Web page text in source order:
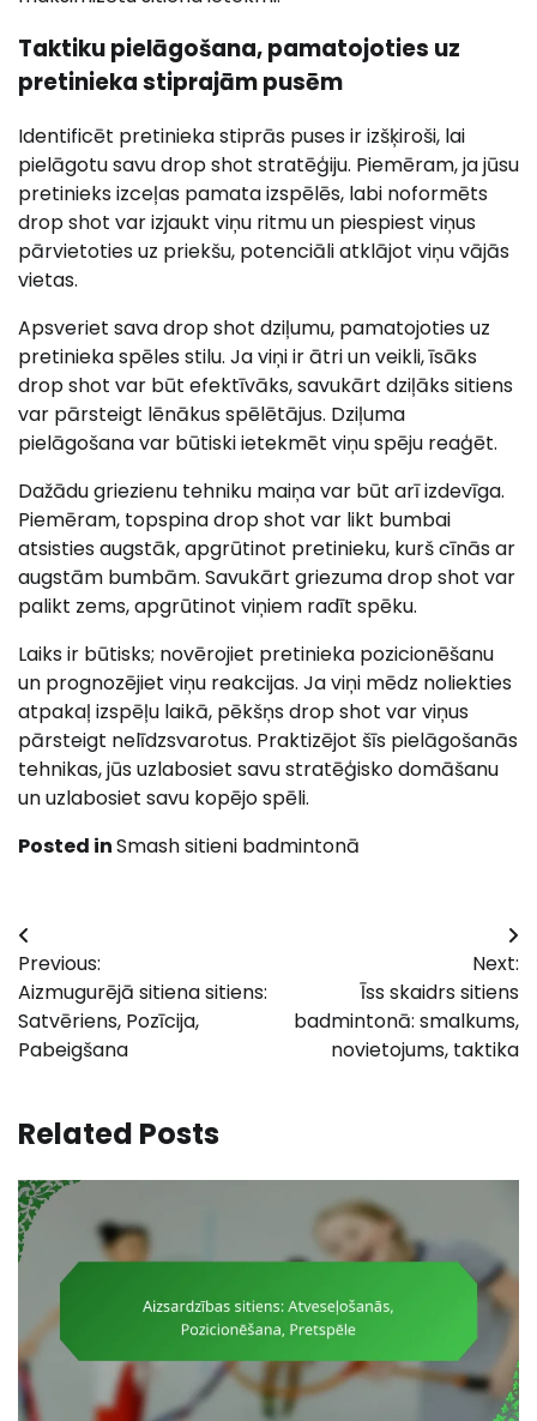
Taktiku pielāgošana, pamatojoties uz
pretinieka stiprajām pusēm
Identificēt pretinieka stiprās puses ir izšķiroši, lai
pielāgotu savu drop shot stratēģiju. Piemēram, ja jūsu
pretinieks izceļas pamata izspēlēs, labi noformēts
drop shot var izjaukt viņu ritmu un piespiest viņus
pārvietoties uz priekšu, potenciāli atklājot viņu vājās
vietas.
Apsveriet sava drop shot dziļumu, pamatojoties uz
pretinieka spēles stilu. Ja viņi ir ātri un veikli, īsāks
drop shot var būt efektīvāks, savukārt dziļāks sitiens
var pārsteigt lēnākus spēlētājus. Dziļuma
pielāgošana var būtiski ietekmēt viņu spēju reaģēt.
Dažādu griezienu tehniku maiņa var būt arī izdevīga.
Piemēram, topspina drop shot var likt bumbai
atsisties augstāk, apgrūtinot pretinieku, kurš cīnās ar
augstām bumbām. Savukārt griezuma drop shot var
palikt zems, apgrūtinot viņiem radīt spēku.
Laiks ir būtisks; novērojiet pretinieka pozicionēšanu
un prognozējiet viņu reakcijas. Ja viņi mēdz noliekties
atpakaļ izspēļu laikā, pēkšņs drop shot var viņus
pārsteigt nelīdzsvarotus. Praktizējot šīs pielāgošanās
tehnikas, jūs uzlabosiet savu stratēģisko domāšanu
un uzlabosiet savu kopējo spēli.
Posted inSmash sitieni badmintonā
Post
navigation
Previous:
Aizmugurējā sitiena sitiens:
Satvēriens, Pozīcija,
Pabeigšana
Next:
Īss skaidrs sitiens
badmintonā: smalkums,
novietojums, taktika
Related Posts